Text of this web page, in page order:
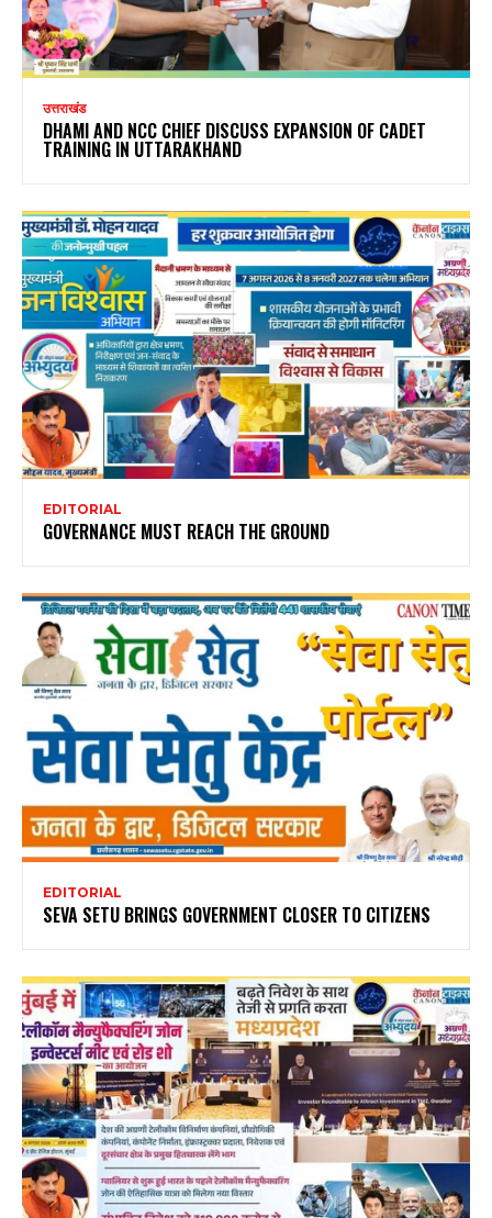
उत्तराखंड
DHAMI AND NCC CHIEF DISCUSS EXPANSION OF CADET
TRAINING IN UTTARAKHAND
EDITORIAL
GOVERNANCE MUST REACH THE GROUND
EDITORIAL
SEVA SETU BRINGS GOVERNMENT CLOSER TO CITIZENS